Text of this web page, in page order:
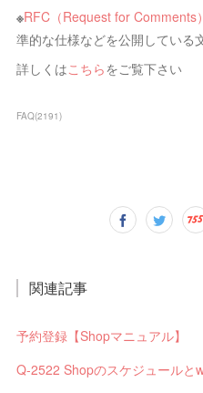
※RFC（Request for Comments）
準的な仕様などを公開している
詳しくはこちらをご覧下さい
FAQ(2191)
関連記事
予約登録【Shopマニュアル】